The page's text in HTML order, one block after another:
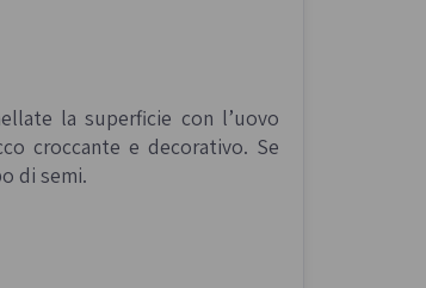
la superficie con l’uovo
croccante e decorativo. Se
di semi.